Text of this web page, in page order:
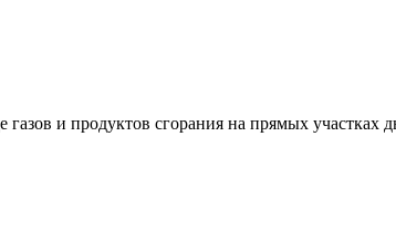
и продуктов сгорания на прямых